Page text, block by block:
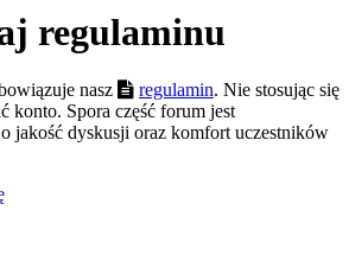
regulaminu
nasz regulamin. Nie stosując się
konto. Spora część forum jest
jakość dyskusji oraz komfort uczestników